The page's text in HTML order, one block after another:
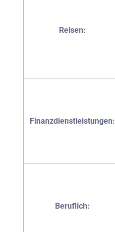
Reisen:
Finanzdienstleistungen:
Beruflich: